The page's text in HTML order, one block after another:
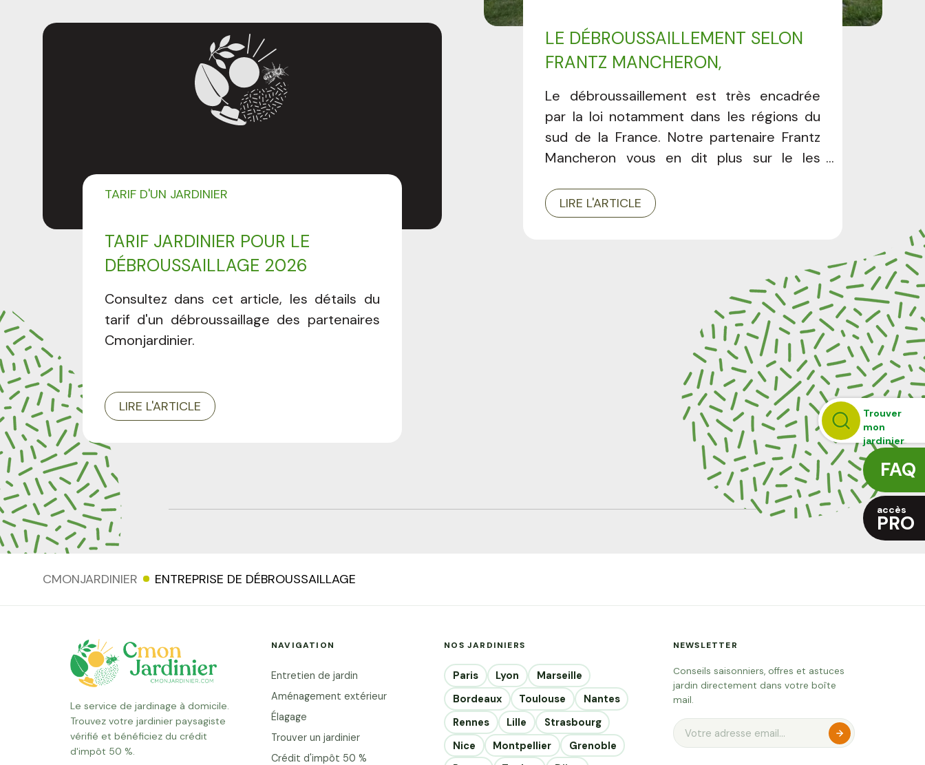
Trouver
mon
jardinier
FAQ
accès
PRO
TARIF JARDINIER POUR LE
DÉBROUSSAILLAGE 2026
TARIF D'UN JARDINIER
Consultez dans cet article, les détails du
tarif d'un débroussaillage des partenaires
Cmonjardinier.
LIRE L'ARTICLE
LE DÉBROUSSAILLEMENT SELON
FRANTZ MANCHERON,
PARTENAIRE CMONJARDINIER
Le débroussaillement est très encadrée
par la loi notamment dans les régions du
sud de la France. Notre partenaire Frantz
Mancheron vous en dit plus sur le les
débroussaillement.
LIRE L'ARTICLE
CMONJARDINIER ENTREPRISE DE DÉBROUSSAILLAGE
Le service de jardinage à domicile.
Trouvez votre jardinier paysagiste
vérifié et bénéficiez du crédit
d'impôt 50 %.
NAVIGATION
Entretien de jardin
Aménagement extérieur
Élagage
Trouver un jardinier
Crédit d'impôt 50 %
NOS JARDINIERS
Paris Lyon
Marseille
Bordeaux
Toulouse
Nantes
Rennes
Lille
Strasbourg
Nice
Montpellier
Grenoble
NEWSLETTER
Conseils saisonniers, offres et astuces
jardin directement dans votre boîte
mail.